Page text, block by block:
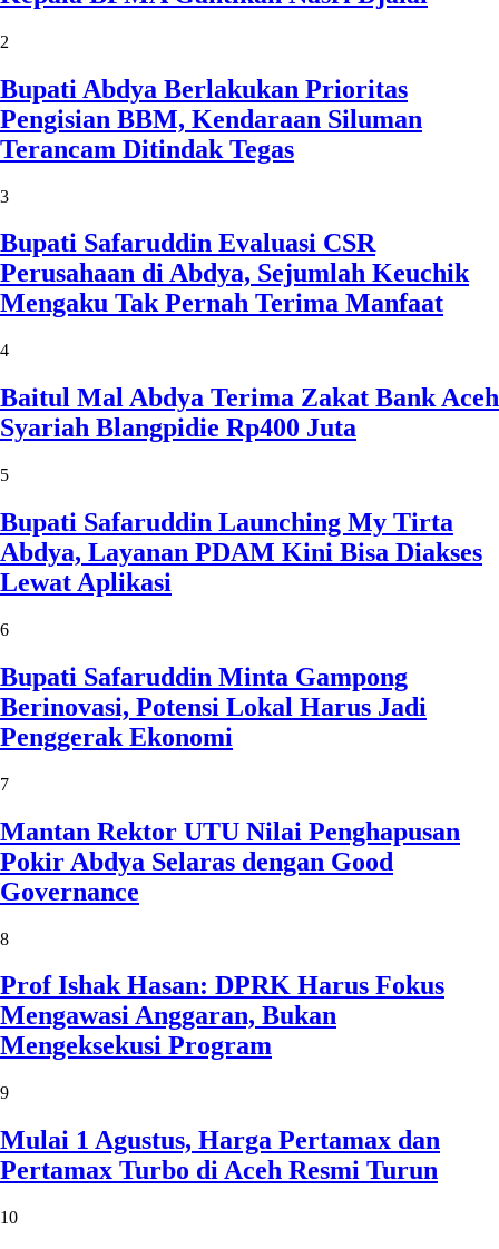
2
Bupati Abdya Berlakukan Prioritas
Pengisian BBM, Kendaraan Siluman
Terancam Ditindak Tegas
3
Bupati Safaruddin Evaluasi CSR
Perusahaan di Abdya, Sejumlah Keuchik
Mengaku Tak Pernah Terima Manfaat
4
Baitul Mal Abdya Terima Zakat Bank Aceh
Syariah Blangpidie Rp400 Juta
5
Bupati Safaruddin Launching My Tirta
Abdya, Layanan PDAM Kini Bisa Diakses
Lewat Aplikasi
6
Bupati Safaruddin Minta Gampong
Berinovasi, Potensi Lokal Harus Jadi
Penggerak Ekonomi
7
Mantan Rektor UTU Nilai Penghapusan
Pokir Abdya Selaras dengan Good
Governance
8
Prof Ishak Hasan: DPRK Harus Fokus
Mengawasi Anggaran, Bukan
Mengeksekusi Program
9
Mulai 1 Agustus, Harga Pertamax dan
Pertamax Turbo di Aceh Resmi Turun
10